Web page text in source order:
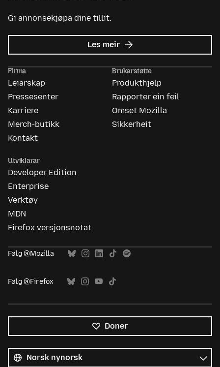
Gi annonsekjøpa dine tillit.
Les meir om
Mozilla
Firma
Leiarskap
Pressesenter
Karriere
Merch-butikk
Kontakt
Brukarstøtte
Produkthjelp
Rapporter ein feil
Omset Mozilla
Sikkerheit
Utviklarar
Developer Edition
Enterprise
Verktøy
MDN
Firefox versjonsnotat
Følg @Mozilla
Følg @Firefox
Doner
språk
Språk